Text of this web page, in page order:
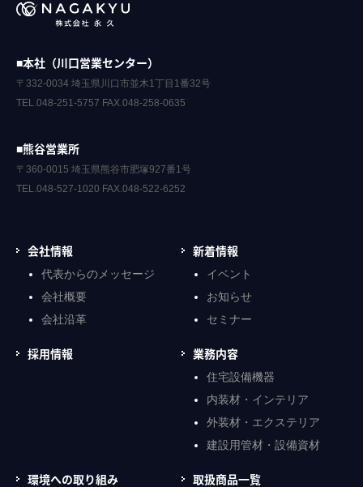
■本社（川口営業センター）
〒332-0034 埼玉県川口市並木1丁目1番32号
TEL.048-251-5757 FAX.048-258-0635
■熊谷営業所
〒360-0015 埼玉県熊谷市肥塚927番1号
TEL.048-527-1020 FAX.048-522-6252
会社情報
代表からのメッセージ
会社概要
会社沿革
新着情報
イベント
お知らせ
セミナー
採用情報 業務内容
住宅設備機器
内装材・インテリア
外装材・エクステリア
建設用管材・設備資材
環境への取り組み 取扱商品一覧